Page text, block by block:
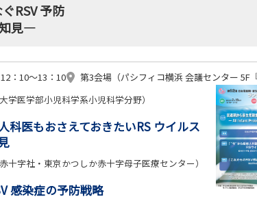
RSV 予防
見―
12：10～13：10
第3会場（パシフィコ横浜 会議センター 5F『
大学医学部小児科学系小児科学分野）
科医もおさえておきたいRS ウイルス
赤十字社・東京かつしか赤十字母子医療センター）
感染症の予防戦略